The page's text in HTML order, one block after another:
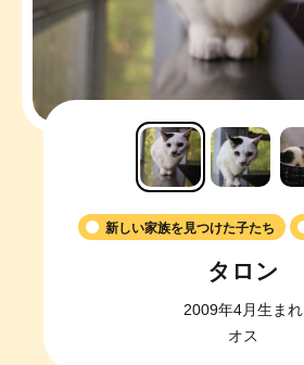
新しい家族を見つけた子たち
タロン
2009年4月生まれ
オス